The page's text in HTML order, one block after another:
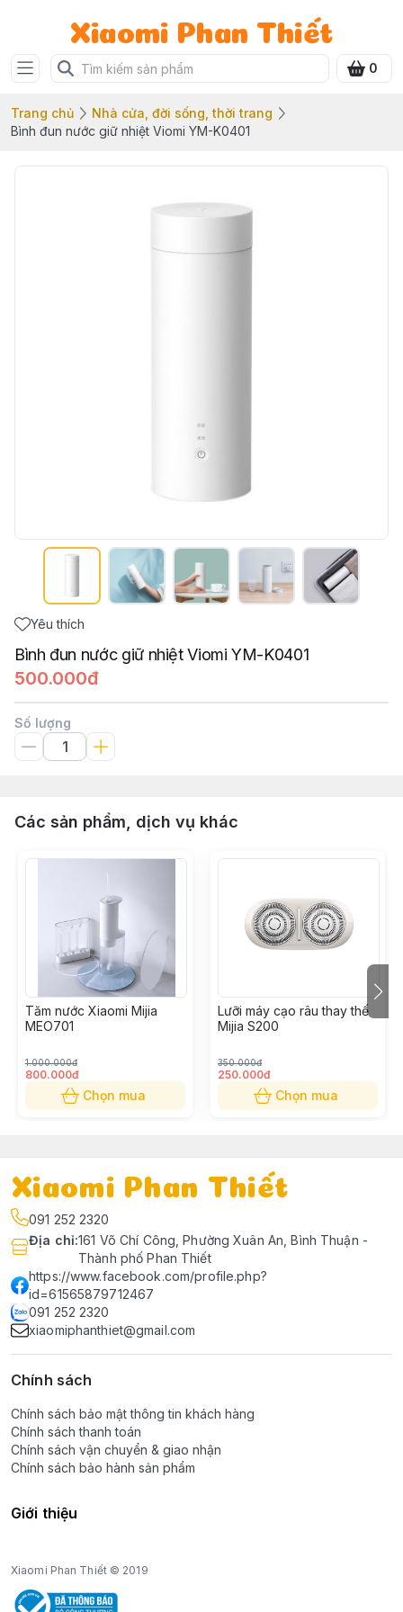
Xiaomi Phan Thiết
0
Trang chủ
Nhà cửa, đời sống, thời trang
Bình đun nước giữ nhiệt Viomi YM-K0401
Yêu thích
Bình đun nước giữ nhiệt Viomi YM-K0401
500.000đ
Số lượng
Các sản phẩm, dịch vụ khác
Tăm nước Xiaomi Mijia
MEO701
1.000.000đ
800.000đ
Chọn mua
Lưỡi máy cạo râu thay thế
Mijia S200
350.000đ
250.000đ
Chọn mua
Xiaomi Phan Thiết
091 252 2320
Địa chỉ:161 Võ Chí Công, Phường Xuân An, Bình Thuận -
Thành phố Phan Thiết
https://www.facebook.com/profile.php?
id=61565879712467
091 252 2320
xiaomiphanthiet@gmail.com
Chính sách
Chính sách bảo mật thông tin khách hàng
Chính sách thanh toán
Chính sách vận chuyển & giao nhận
Chính sách bảo hành sản phẩm
Giới thiệu
Xiaomi Phan Thiết © 2019